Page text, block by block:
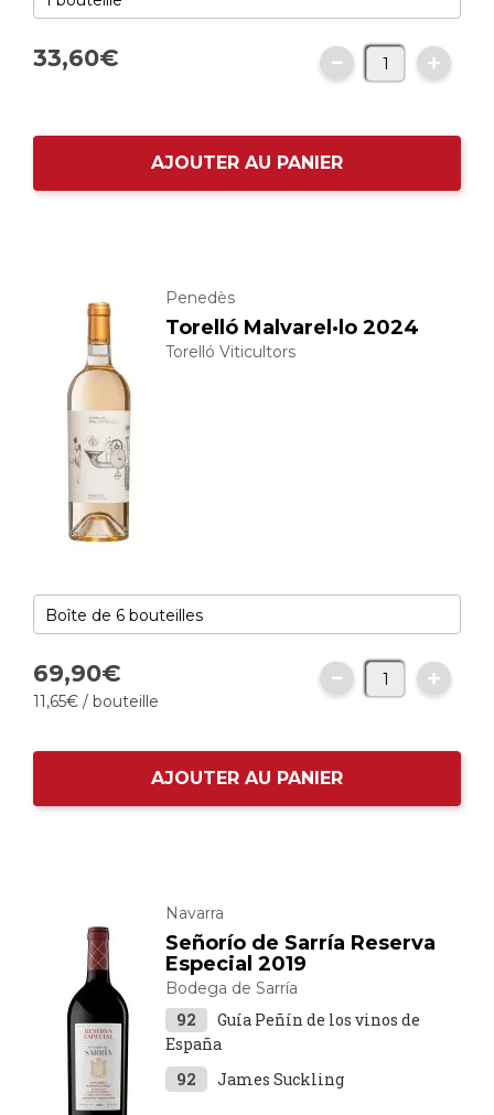
33,60€
AJOUTER AU PANIER
Penedès
Torelló Malvarel·lo 2024
Torelló Viticultors
69,90€
11,65€ / bouteille
AJOUTER AU PANIER
Navarra
Señorío de Sarría Reserva
Especial 2019
Bodega de Sarría
92
Guía Peñín de los vinos de
España
92
James Suckling